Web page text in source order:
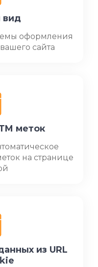
вид
оформления
сайта
меток
на странице
из URL